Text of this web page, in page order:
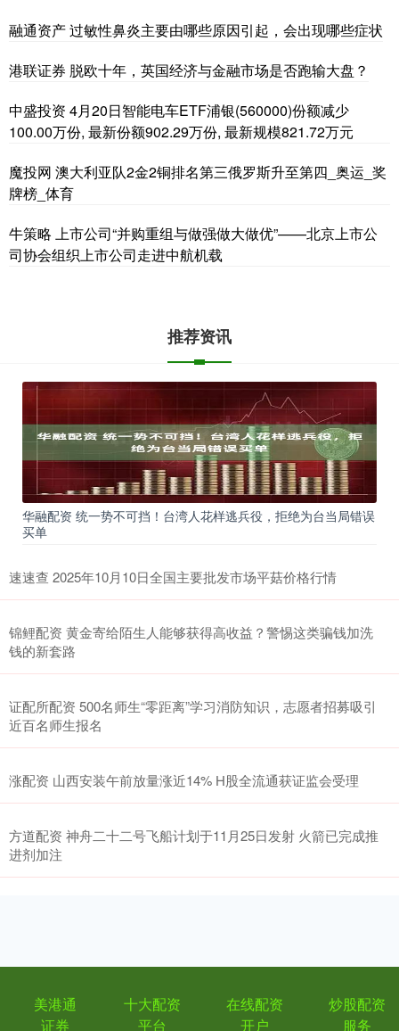
融通资产 过敏性鼻炎主要由哪些原因引起，会出现哪些症状
港联证券 脱欧十年，英国经济与金融市场是否跑输大盘？
中盛投资 4月20日智能电车ETF浦银(560000)份额减少
100.00万份, 最新份额902.29万份, 最新规模821.72万元
魔投网 澳大利亚队2金2铜排名第三俄罗斯升至第四_奥运_奖
牌榜_体育
牛策略 上市公司“并购重组与做强做大做优”——北京上市公
司协会组织上市公司走进中航机载
推荐资讯
华融配资 统一势不可挡！台湾人花样逃兵役，拒绝为台当局错误
买单
速速查 2025年10月10日全国主要批发市场平菇价格行情
锦鲤配资 黄金寄给陌生人能够获得高收益？警惕这类骗钱加洗
钱的新套路
证配所配资 500名师生“零距离”学习消防知识，志愿者招募吸引
近百名师生报名
涨配资 山西安装午前放量涨近14% H股全流通获证监会受理
方道配资 神舟二十二号飞船计划于11月25日发射 火箭已完成推
进剂加注
美港通
证券
十大配资
平台
在线配资
开户
炒股配资
服务